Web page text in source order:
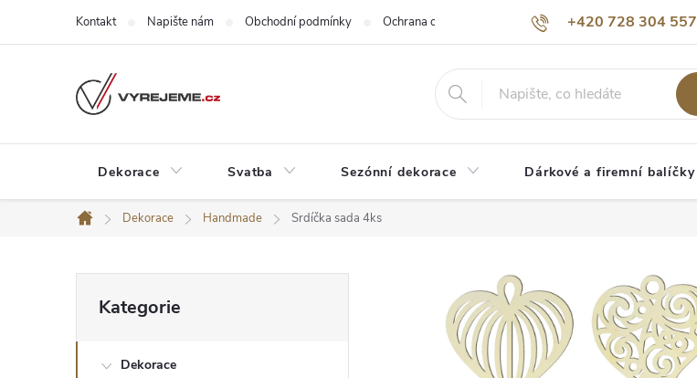
+420 728 304 557
Kontakt Napište nám Obchodní podmínky Ochrana osobních údajů O nás
Dekorace Svatba Sezónní dekorace Dárkové a firemní balíčky
Domů
Dekorace Handmade Srdíčka sada 4ks
o
kategorie
Kategorie
Dekorace